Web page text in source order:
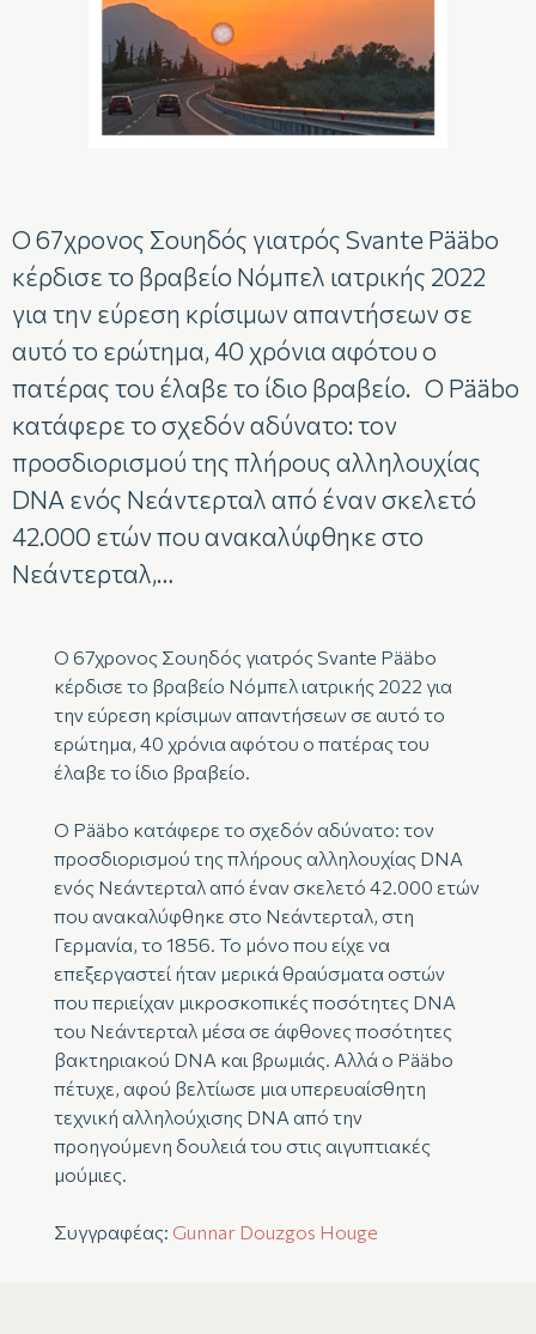
Ο 67χρονος Σουηδός γιατρός Svante Pääbo
κέρδισε το βραβείο Νόμπελ ιατρικής 2022
για την εύρεση κρίσιμων απαντήσεων σε
αυτό το ερώτημα, 40 χρόνια αφότου ο
πατέρας του έλαβε το ίδιο βραβείο. Ο Pääbo
κατάφερε το σχεδόν αδύνατο: τον
προσδιορισμού της πλήρους αλληλουχίας
DNA ενός Νεάντερταλ από έναν σκελετό
42.000 ετών που ανακαλύφθηκε στο
Νεάντερταλ,…
Ο 67χρονος Σουηδός γιατρός Svante Pääbo
κέρδισε το βραβείο Νόμπελ ιατρικής 2022 για
την εύρεση κρίσιμων απαντήσεων σε αυτό το
ερώτημα, 40 χρόνια αφότου ο πατέρας του
έλαβε το ίδιο βραβείο.
Ο Pääbo κατάφερε το σχεδόν αδύνατο: τον
προσδιορισμού της πλήρους αλληλουχίας DNA
ενός Νεάντερταλ από έναν σκελετό 42.000 ετών
που ανακαλύφθηκε στο Νεάντερταλ, στη
Γερμανία, το 1856. Το μόνο που είχε να
επεξεργαστεί ήταν μερικά θραύσματα οστών
που περιείχαν μικροσκοπικές ποσότητες DNA
του Νεάντερταλ μέσα σε άφθονες ποσότητες
βακτηριακού DNA και βρωμιάς. Αλλά ο Pääbo
πέτυχε, αφού βελτίωσε μια υπερευαίσθητη
τεχνική αλληλούχισης DNA από την
προηγούμενη δουλειά του στις αιγυπτιακές
μούμιες.
Συγγραφέας: Gunnar Douzgos Houge